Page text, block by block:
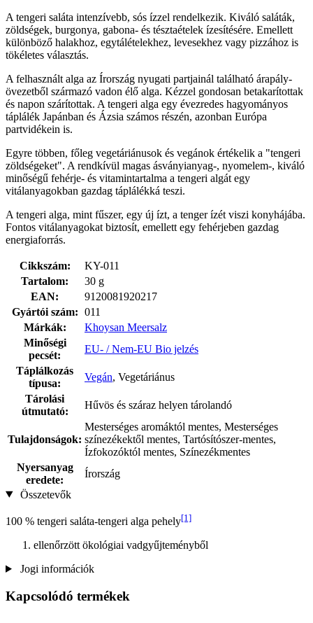
A tengeri saláta intenzívebb, sós ízzel rendelkezik. Kiváló saláták,
zöldségek, burgonya, gabona- és tésztaételek ízesítésére. Emellett
különböző halakhoz, egytálételekhez, levesekhez vagy pizzához is
tökéletes választás.
A felhasznált alga az Írország nyugati partjainál található árapály-
övezetből származó vadon élő alga. Kézzel gondosan betakarítottak
és napon szárítottak. A tengeri alga egy évezredes hagyományos
táplálék Japánban és Ázsia számos részén, azonban Európa
partvidékein is.
Egyre többen, főleg vegetáriánusok és vegánok értékelik a "tengeri
zöldségeket". A rendkívül magas ásványianyag-, nyomelem-, kiváló
minőségű fehérje- és vitamintartalma a tengeri algát egy
vitálanyagokban gazdag táplálékká teszi.
A tengeri alga, mint fűszer, egy új ízt, a tenger ízét viszi konyhájába.
Fontos vitálanyagokat biztosít, emellett egy fehérjeben gazdag
energiaforrás.
Cikkszám:
KY-011
Tartalom:
30 g
EAN:
9120081920217
Gyártói szám: 011
Márkák:
Khoysan Meersalz
Minőségi
pecsét:
EU- / Nem-EU Bio jelzés
Táplálkozás
típusa:
Vegán, Vegetáriánus
Tárolási
útmutató:
Hűvös és száraz helyen tárolandó
Tulajdonságok:
Mesterséges aromáktól mentes, Mesterséges
színezékektől mentes, Tartósítószer-mentes,
Ízfokozóktól mentes, Színezékmentes
Nyersanyag
eredete:
Írország
Összetevők
100 % tengeri saláta-tengeri alga pehely[1]
ellenőrzött ökológiai vadgyűjteményből
Jogi információk
Kapcsolódó termékek